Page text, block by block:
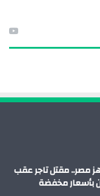
مصر.. مقتل تاجر عقب
بأسعار مخفضة